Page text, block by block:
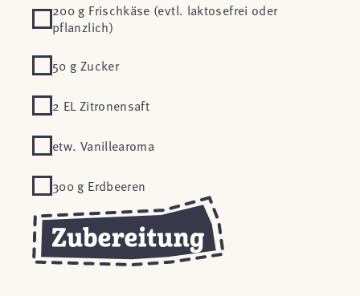
200 g Frischkäse (evtl. laktosefrei oder
pflanzlich)
50 g Zucker
2 EL Zitronensaft
etw. Vanillearoma
300 g Erdbeeren